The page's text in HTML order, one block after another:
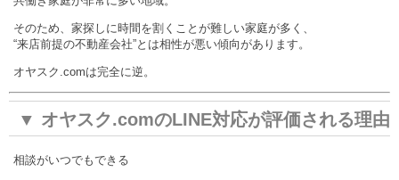
そのため、家探しに時間を割くことが難しい家庭が多く、
“来店前提の不動産会社”とは相性が悪い傾向があります。
オヤスク.comは完全に逆。
▼ オヤスク.comのLINE対応が評価される理由
相談がいつでもできる